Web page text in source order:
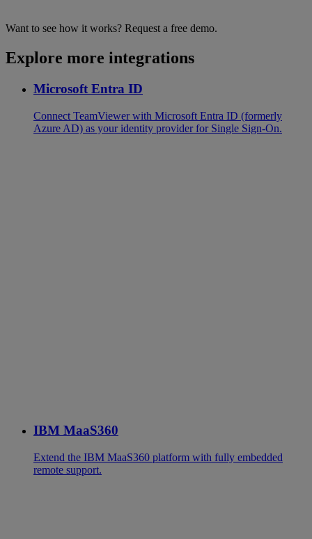
Want to see how it works? Request a free demo.
Explore more integrations
Microsoft Entra ID
Connect TeamViewer with Microsoft Entra ID (formerly
Azure AD) as your identity provider for Single Sign-On.
IBM MaaS360
Extend the IBM MaaS360 platform with fully embedded
remote support.